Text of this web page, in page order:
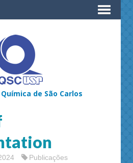
de São Carlos
Publicações